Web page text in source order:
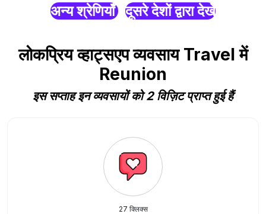
अन्य श्रेणियाँ दूसरे देशों द्वारा देखें
लोकप्रिय व्हाट्सएप व्यवसाय Travel में
Reunion
इस सप्ताह इन व्यवसायों को 2 विज़िट प्राप्त हुई हैं
27 क्लिक्स